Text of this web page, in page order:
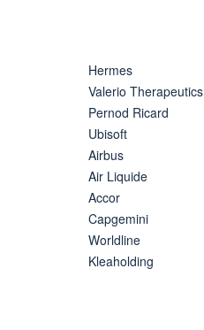
Hermes
Valerio Therapeutics
Pernod Ricard
Ubisoft
Airbus
Air Liquide
Accor
Capgemini
Worldline
Kleaholding